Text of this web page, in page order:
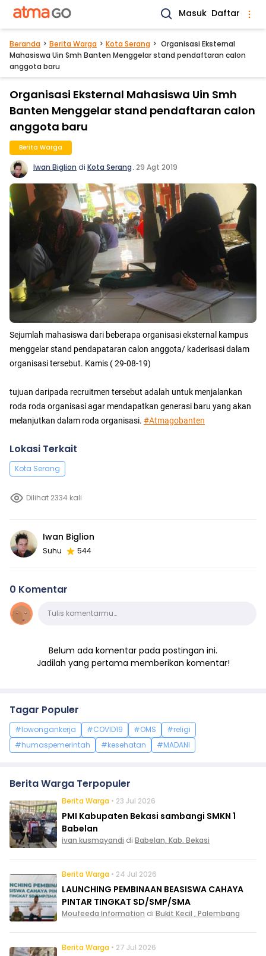
Masuk Daftar
Beranda Berita Warga Kota Serang
Organisasi Eksternal
Mahasiswa Uin Smh Banten Menggelar stand pendaftaran calon
anggota baru
Organisasi Eksternal Mahasiswa Uin Smh
Banten Menggelar stand pendaftaran calon
anggota baru
Berita Warga
Iwan Biglion di Kota Serang. 29 Agt 2019
Sejumlah mahasiswa dari beberapa organisasi eksternal kampus
menggelar stand pendapataran calon anggota/ kaderisasi dalam
organisasi tersebut. Kamis ( 29-08-19)
tujuan daripada recruitmen tersebut adalah untuk menjalankan
roda roda organisasi agar mendapatkan generasi baru yang akan
melanjutkan dalam roda organisasi. #Atmagobanten
Lokasi Terkait
Kota Serang
Dilihat 2334 kali
Iwan Biglion
Suhu 544
0 Komentar
KomentarTulis komentarmu…
Belum ada komentar pada postingan ini.
Jadilah yang pertama memberikan komentar!
Tagar Populer
#lowongankerja #COVID19 #OMS
#religi
#humaspemerintah
#kesehatan #MADANI
Berita Warga Terpopuler
Berita Warga • 23 Jul 2026
PMI Kabupaten Bekasi sambangi SMKN 1
Babelan
ivan kusmayandi di Babelan, Kab. Bekasi
Berita Warga • 24 Jul 2026
LAUNCHING PEMBINAAN BEASISWA CAHAYA
PINTAR TINGKAT SD/SMP/SMA
Moufeeda Information di Bukit Kecil , Palembang
Berita Warga • 27 Jul 2026